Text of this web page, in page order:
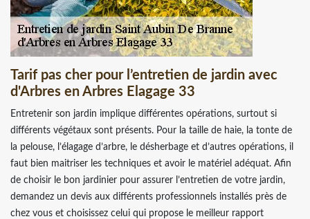
Tarif pas cher pour l’entretien de jardin avec
d'Arbres en Arbres Elagage 33
Entretenir son jardin implique différentes opérations, surtout si
différents végétaux sont présents. Pour la taille de haie, la tonte de
la pelouse, l’élagage d’arbre, le désherbage et d’autres opérations, il
faut bien maitriser les techniques et avoir le matériel adéquat. Afin
de choisir le bon jardinier pour assurer l’entretien de votre jardin,
demandez un devis aux différents professionnels installés près de
chez vous et choisissez celui qui propose le meilleur rapport